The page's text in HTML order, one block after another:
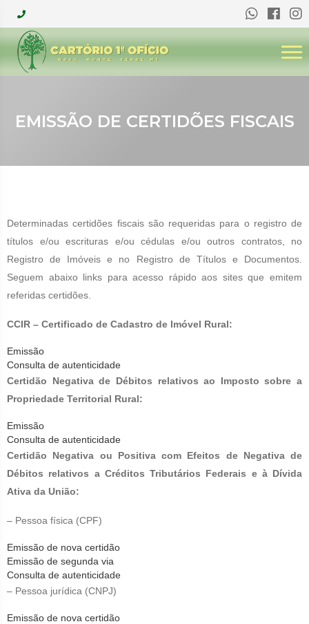
EMISSÃO DE CERTIDÕES FISCAIS
Determinadas certidões fiscais são requeridas para o registro de
títulos e/ou escrituras e/ou cédulas e/ou outros contratos, no
Registro de Imóveis e no Registro de Títulos e Documentos.
Seguem abaixo links para acesso rápido aos sites que emitem
referidas certidões.
CCIR – Certificado de Cadastro de Imóvel Rural:
Emissão
Consulta de autenticidade
Certidão Negativa de Débitos relativos ao Imposto sobre a
Propriedade Territorial Rural:
Emissão
Consulta de autenticidade
Certidão Negativa ou Positiva com Efeitos de Negativa de
Débitos relativos a Créditos Tributários Federais e à Dívida
Ativa da União:
– Pessoa física (CPF)
Emissão de nova certidão
Emissão de segunda via
Consulta de autenticidade
– Pessoa jurídica (CNPJ)
Emissão de nova certidão